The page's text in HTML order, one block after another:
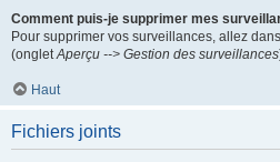
Comment puis-je supprimer mes
Pour supprimer vos surveillances, allez
(ongletAperçu --> Gestion des surveillances
Haut
Fichiers joints